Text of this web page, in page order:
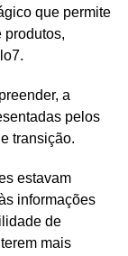
que permite
produtos,
a
pelos
transição.
estavam
informações
de
mais